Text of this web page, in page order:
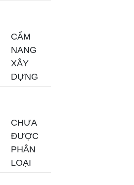
CẨM
NANG
XÂY
DỰNG
CHƯA
ĐƯỢC
PHÂN
LOẠI